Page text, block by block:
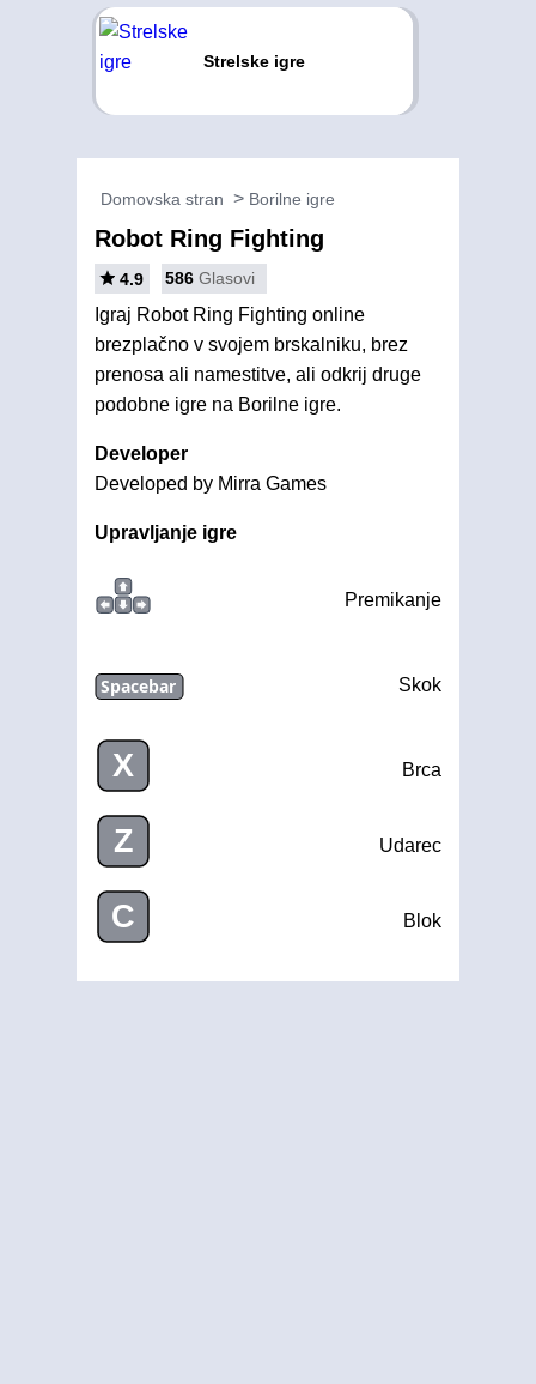
Strelske igre
Domovska stran Borilne igre
Robot Ring Fighting
4.9 586 Glasovi
Igraj Robot Ring Fighting online
brezplačno v svojem brskalniku, brez
prenosa ali namestitve, ali odkrij druge
podobne igre na Borilne igre.
Developer
Developed by Mirra Games
Upravljanje igre
Premikanje
Spacebar Skok
X Brca
Z Udarec
C Blok